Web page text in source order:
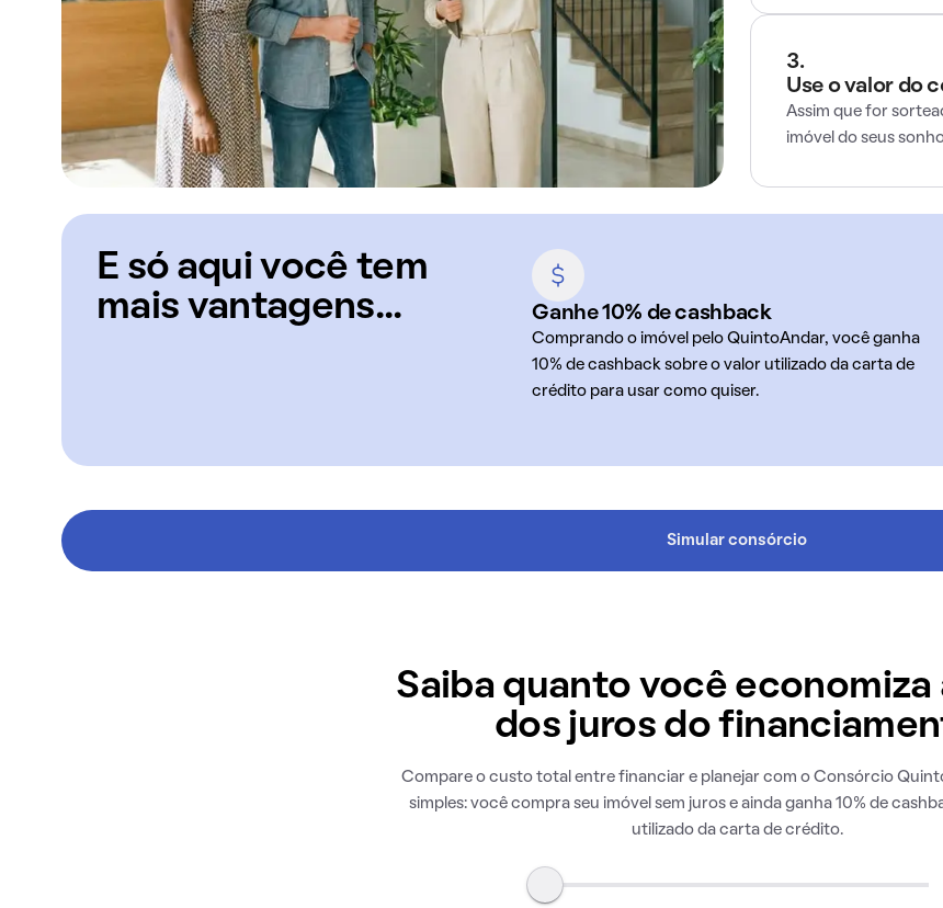
3.
Use o valor do
Assim que for
imóvel do seus
E só aqui você tem
mais vantagens...
Ganhe 10% de cashback
Comprando o imóvel pelo QuintoAndar, você ganha
10% de cashback sobre o valor utilizado da carta de
crédito para usar como quiser.
Simular consórcio
Saiba quanto você economiza
dos juros do
Compare o custo total entre financiar e planejar com o Consórcio
simples: você compra seu imóvel sem juros e ainda ganha 10% de
utilizado da carta de crédito.